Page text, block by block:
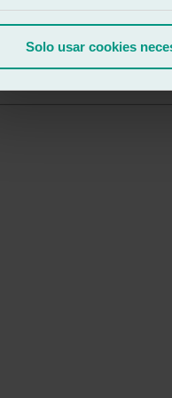
Solo usar cookies